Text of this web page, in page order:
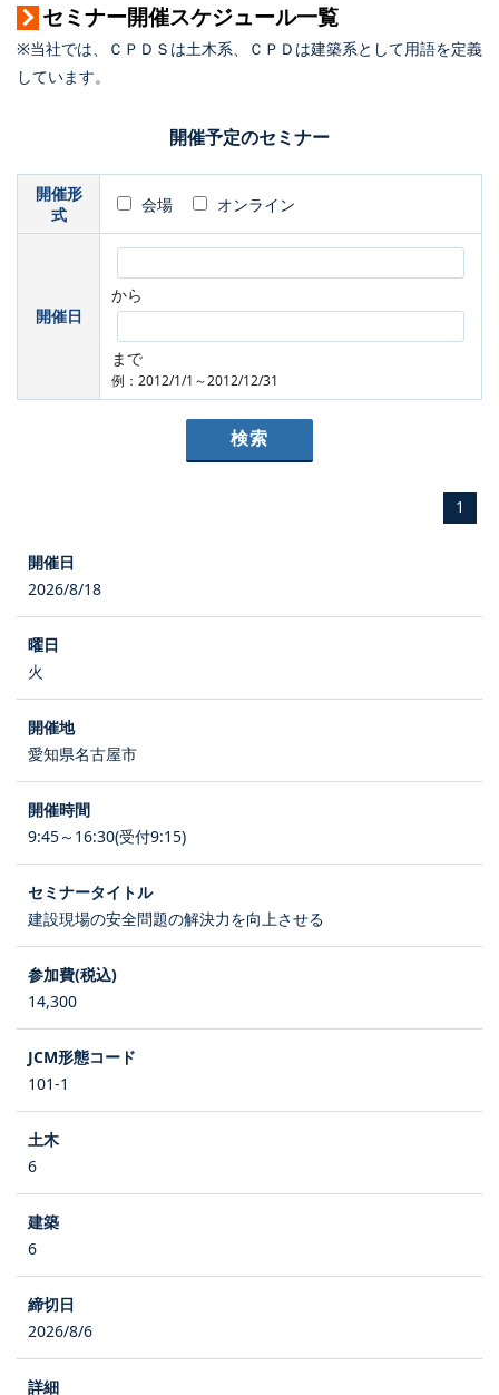
セミナー開催スケジュール一覧
※当社では、ＣＰＤＳは土木系、ＣＰＤは建築系として用語を定義
しています。
開催予定のセミナー
開催形
式
会場 オンライン
開催日
から
まで
例：2012/1/1～2012/12/31
1
2026/8/18
火
愛知県名古屋市
9:45～16:30(受付9:15)
建設現場の安全問題の解決力を向上させる
14,300
101-1
6
6
2026/8/6